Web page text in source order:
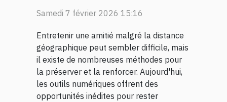
Samedi 7 février 2026 15:16
Entretenir une amitié malgré la distance
géographique peut sembler difficile, mais
il existe de nombreuses méthodes pour
la préserver et la renforcer. Aujourd'hui,
les outils numériques offrent des
opportunités inédites pour rester